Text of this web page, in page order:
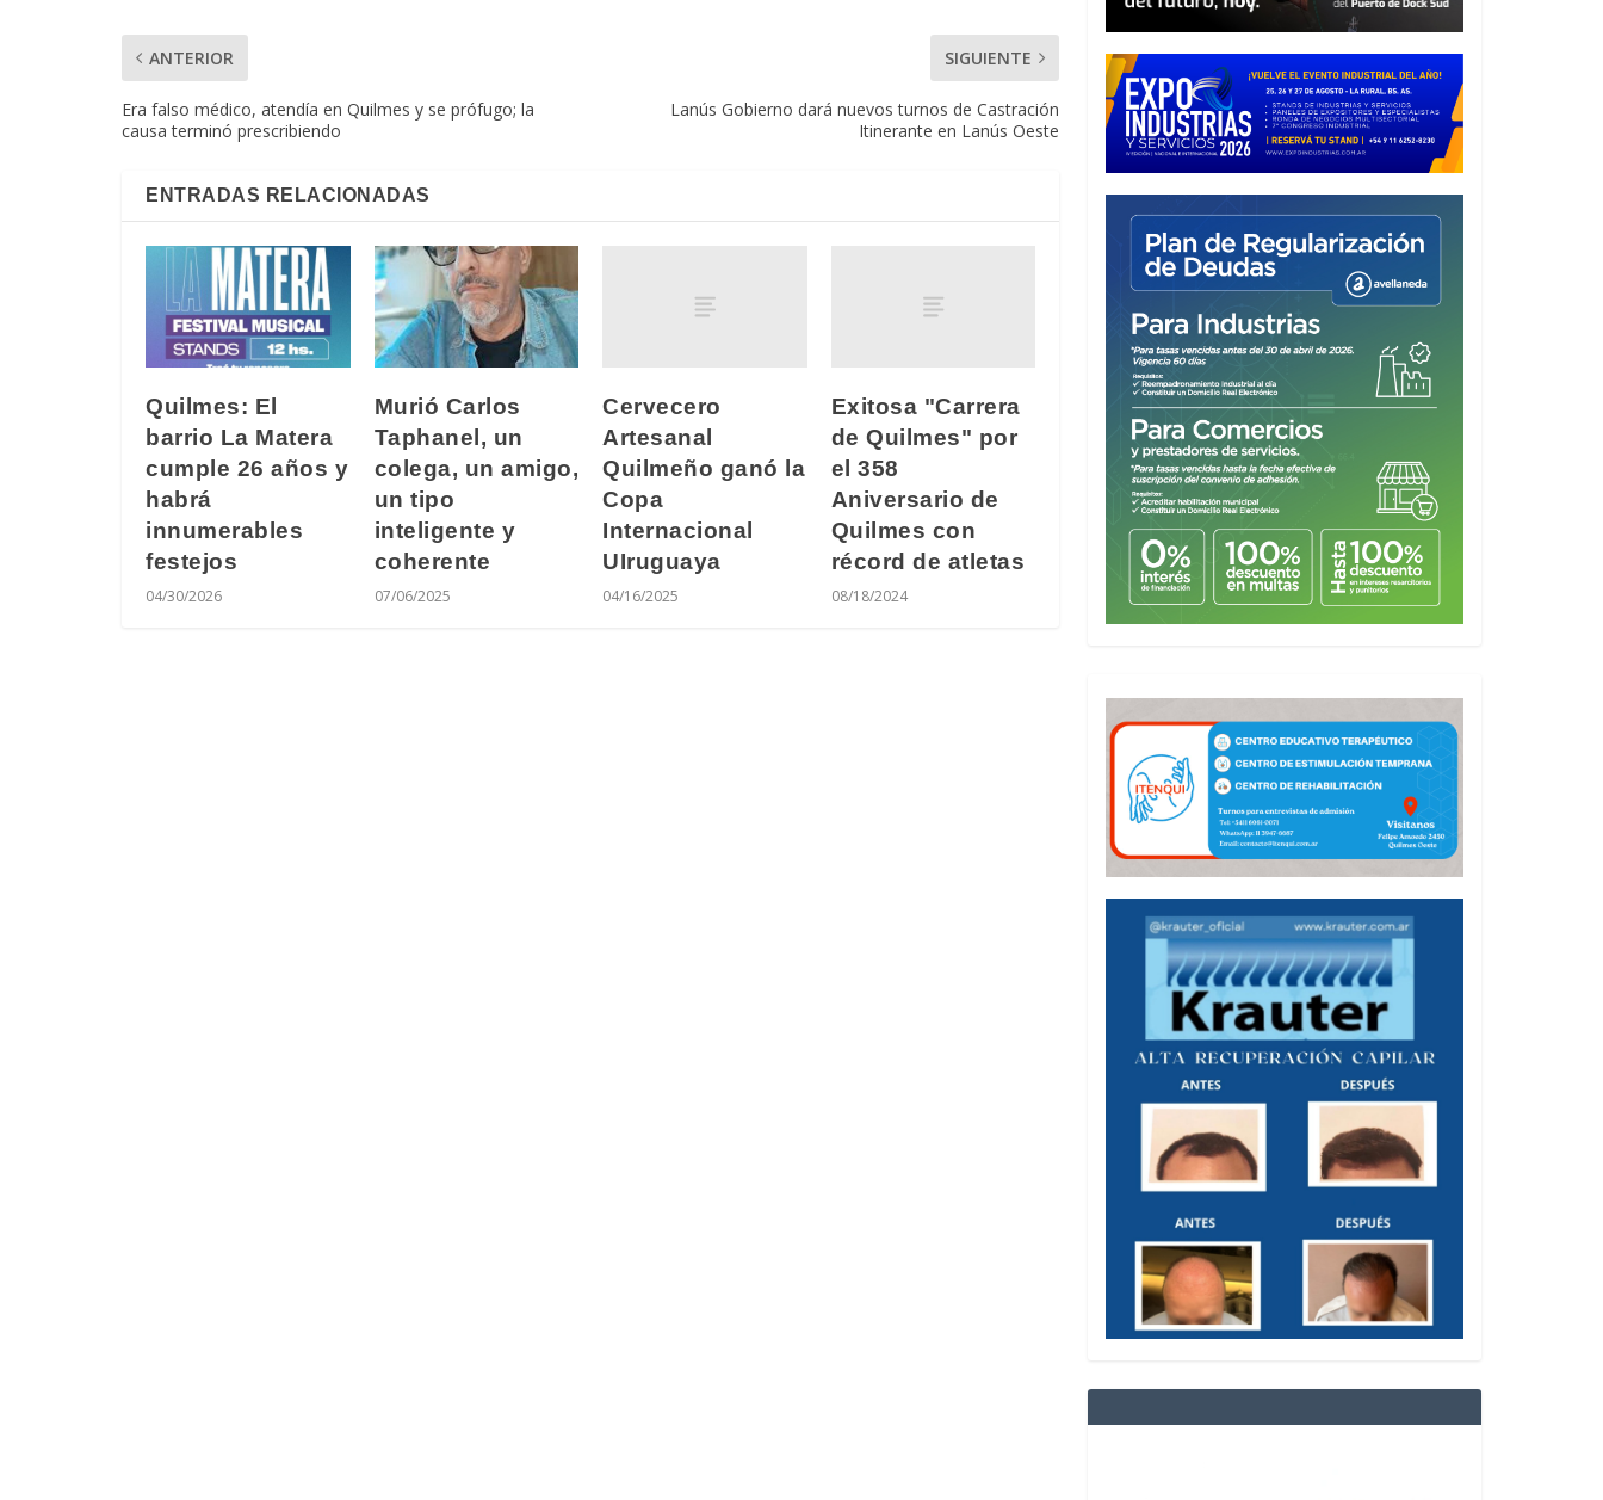
ANTERIOR
Era falso médico, atendía en Quilmes y se prófugo; la
causa terminó prescribiendo
SIGUIENTE
Lanús Gobierno dará nuevos turnos de Castración
Itinerante en Lanús Oeste
ENTRADAS RELACIONADAS
Quilmes: El
barrio La Matera
cumple 26 años y
habrá
innumerables
festejos
04/30/2026
Murió Carlos
Taphanel, un
colega, un amigo,
un tipo
inteligente y
coherente
07/06/2025
Cervecero
Artesanal
Quilmeño ganó la
Copa
Internacional
UIruguaya
04/16/2025
Exitosa "Carrera
de Quilmes" por
el 358
Aniversario de
Quilmes con
récord de atletas
08/18/2024